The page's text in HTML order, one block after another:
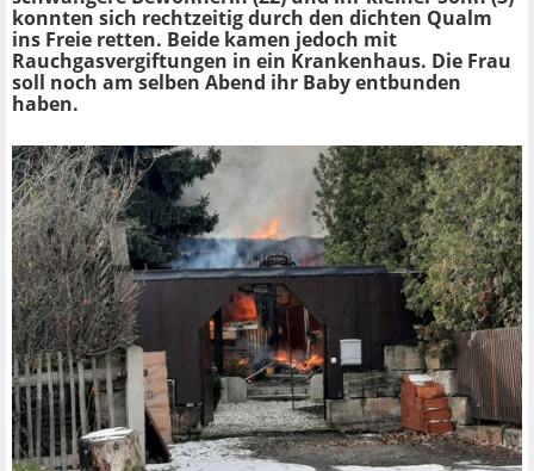
konnten sich rechtzeitig durch den dichten Qualm
ins Freie retten. Beide kamen jedoch mit
Rauchgasvergiftungen in ein Krankenhaus. Die Frau
soll noch am selben Abend ihr Baby entbunden
haben.